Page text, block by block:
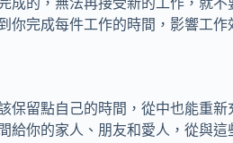
你完成每件工作的時間，影響工作
保留點自己的時間，從中也能重
給你的家人、朋友和愛人，從與